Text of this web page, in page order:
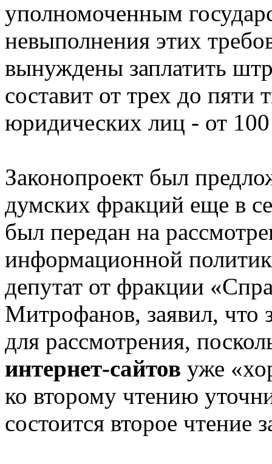
уполномоченным
невыполнения этих
вынуждены заплатить
составит от трех до пяти
юридических лиц - от
Законопроект был
думских фракций еще в
был передан на
информационной
депутат от фракции
Митрофанов, заявил, что
для рассмотрения,
интернет-сайтов уже
ко второму чтению
состоится второе чтение